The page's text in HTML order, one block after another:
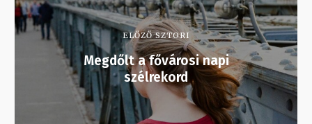
ELŐZŐ SZTORI
Megdőlt a fővárosi napi
szélrekord